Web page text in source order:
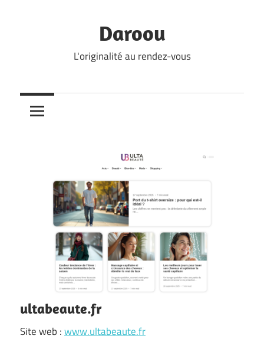
Daroou
L'originalité au rendez-vous
ultabeaute.fr
Site web :www.ultabeaute.fr